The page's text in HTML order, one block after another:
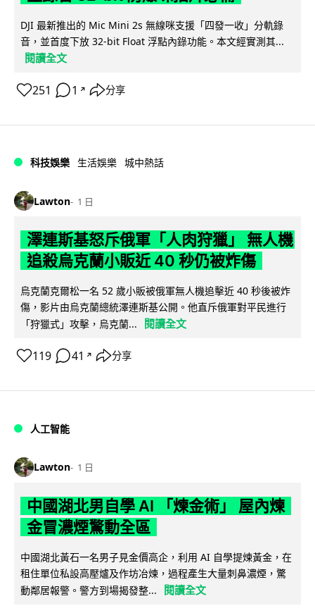
DJI 最新推出的 Mic Mini 2s 無線咪支援「四發一收」分軌錄
音，並首度下放 32-bit Float 浮點內錄功能。本文經實測其...
閱讀全文
251 1 ↗ 分享
科技娛樂 生活娛樂 城中熱話
Lawton 1 日
澤連斯基怒斥俄軍「人肉狩獵」 無人機
追殺烏克蘭小販近 40 秒仍被炸傷
烏克蘭克爾松一名 52 歲小販被俄軍無人機追擊近 40 秒後被炸
傷，影片由烏克蘭總統澤連斯基公開。他直斥俄軍對平民進行
「狩獵式」攻擊，烏克蘭...
閱讀全文
119 41 ↗ 分享
人工智能
Lawton 1 日
中國湖北男自學 AI 「煉金術」 屋內煉
金冒濃煙驚動全區
中國湖北黃石一名男子見金價高企，利用 AI 自學提煉黃金，在
租住單位私設高壓爐及作坊冶煉，過程產生大量刺鼻濃煙，驚
動鄰居報警。警方到場揭發整...
閱讀全文